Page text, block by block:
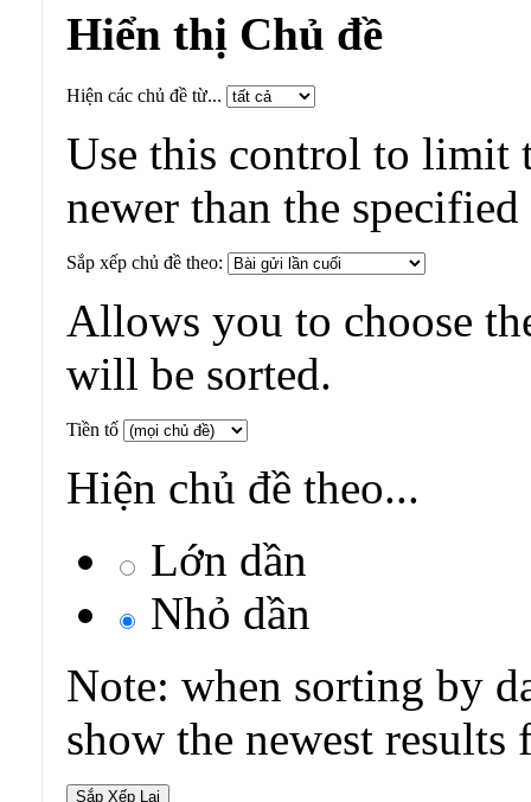
Hiển thị Chủ đề
Hiện các chủ đề từ...
Use this control to limit
newer than the
Sắp xếp chủ đề theo:
Allows you to choose
will be sorted.
Tiền tố
Hiện chủ đề theo...
Lớn dần
Nhỏ dần
Note: when sorting by
show the newest results